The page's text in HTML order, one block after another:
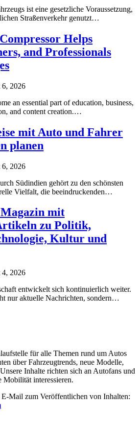
ist eine gesetzliche Voraussetzung,
Straßenverkehr genutzt…
Helps
and Professionals
6, 2026
an essential part of education, business,
and content creation.…
mit Auto und Fahrer
planen
6, 2026
Südindien gehört zu den schönsten
Vielfalt, die beeindruckenden…
mit
zu Politik,
Kultur und
4, 2026
entwickelt sich kontinuierlich weiter.
nur aktuelle Nachrichten, sondern…
für alle Themen rund um Autos
über Fahrzeugtrends, neue Modelle,
Inhalte richten sich an Autofans und
Mobilität interessieren.
E-Mail zum Veröffentlichen von Inhalten: